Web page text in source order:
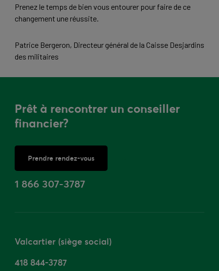
Prenez le temps de bien vous entourer pour faire de ce
changement une réussite.
Patrice Bergeron, Directeur général de la Caisse Desjardins
des militaires
Prêt à rencontrer un conseiller
financier?
Prendre rendez-vous
1 866 307-3787
Valcartier (siège social)
418 844-3787